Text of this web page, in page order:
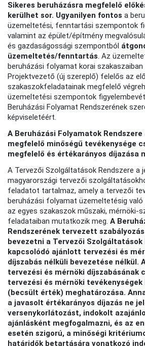
Sikeres beruházásra megfelelő
kerülhet sor. Ugyanilyen fontos a
üzemeltetési, fenntartási szempontok
valamint az épület/építmény
és gazdaságossági szempontból
üzemeltetés/fenntartás. Az
beruházási folyamat korai szakaszaiban
Projektvezető (új szereplő) felelős az
szakaszokfeladatainak megfelelő
üzemeltetési szempontok
Beruházási Folyamat Rendszerének
képviseletéért.
A Beruházási Folyamatok
megfelelő minőségű tevékenysége
megfelelő és értékarányos díjazása
A Tervezői Szolgáltatások Rendszere a
magyarországi tervezői
feladatot tartalmaz, amely a tervezői
beruházási folyamat üzemeltetésig
az egyes szakaszok műszaki, mérnöki-
feladataiban mutatkozik meg.A
Rendszerének tervezett
bevezetni a Tervezői Szolgáltatások
kapcsolódó ajánlott tervezési és
díjszabás nélküli bevezetése nélkül.
tervezési és mérnöki díjszabásának
tervezési és mérnöki
(becsült érték) meghatározása.
a javasolt értékarányos díjazás ne
versenykorlátozást, indokolt
ajánlásként megfogalmazni, és az
esetén szigorú, a minőségi
határidők betartására vonatkozó